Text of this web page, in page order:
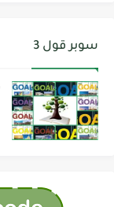
سوبر قول 3